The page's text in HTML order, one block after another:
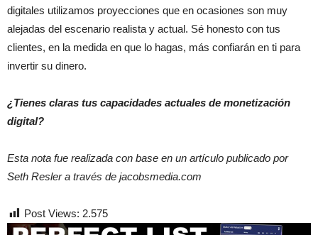
digitales utilizamos proyecciones que en ocasiones son muy
alejadas del escenario realista y actual. Sé honesto con tus
clientes, en la medida en que lo hagas, más confiarán en ti para
invertir su dinero.
¿Tienes claras tus capacidades actuales de monetización
digital?
Esta nota fue realizada con base en un artículo publicado por
Seth Resler a través de jacobsmedia.com
Post Views: 2.575